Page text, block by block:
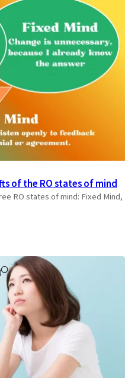
of the RO states of mind
RO states of mind: Fixed Mind,